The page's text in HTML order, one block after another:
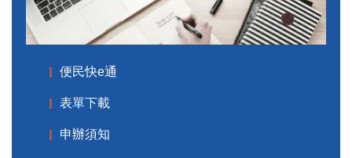
便民快e通
表單下載
申辦須知